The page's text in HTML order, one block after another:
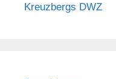
Kreuzbergs DWZ